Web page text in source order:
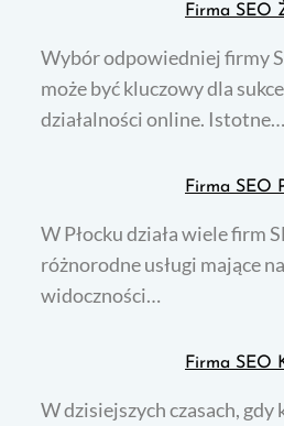
Firma SEO
Wybór odpowiedniej firmy
może być kluczowy dla
działalności online. Istotne…
Firma SEO
W Płocku działa wiele firm
różnorodne usługi mające
widoczności…
Firma SEO
W dzisiejszych czasach, gdy